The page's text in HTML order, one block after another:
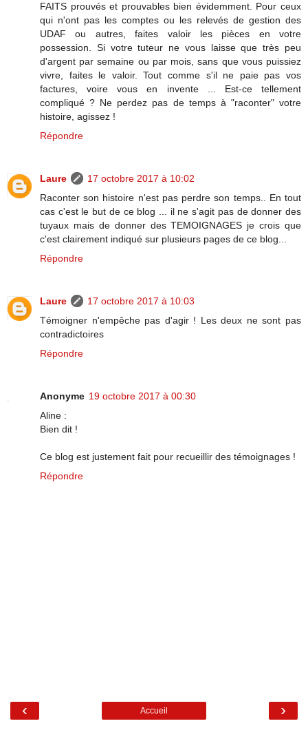
FAITS prouvés et prouvables bien évidemment. Pour ceux
qui n'ont pas les comptes ou les relevés de gestion des
UDAF ou autres, faites valoir les pièces en votre
possession. Si votre tuteur ne vous laisse que très peu
d'argent par semaine ou par mois, sans que vous puissiez
vivre, faites le valoir. Tout comme s'il ne paie pas vos
factures, voire vous en invente ... Est-ce tellement
compliqué ? Ne perdez pas de temps à "raconter" votre
histoire, agissez !
Répondre
Laure
17 octobre 2017 à 10:02
Raconter son histoire n'est pas perdre son temps.. En tout
cas c'est le but de ce blog ... il ne s'agit pas de donner des
tuyaux mais de donner des TEMOIGNAGES je crois que
c'est clairement indiqué sur plusieurs pages de ce blog...
Répondre
Laure
17 octobre 2017 à 10:03
Témoigner n'empêche pas d'agir ! Les deux ne sont pas
contradictoires
Répondre
Anonyme 19 octobre 2017 à 00:30
Aline :
Bien dit !
Ce blog est justement fait pour recueillir des témoignages !
Répondre
‹ ›
Accueil